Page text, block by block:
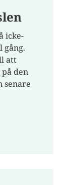
icke-
att
den
senare